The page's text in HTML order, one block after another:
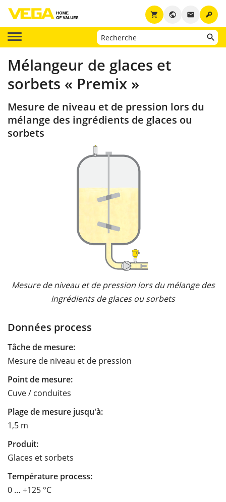
key
email
public
shopping_cart
Mélangeur de glaces et
sorbets « Premix »
Mesure de niveau et de pression lors du
mélange des ingrédients de glaces ou
sorbets
Mesure de niveau et de pression lors du mélange des
ingrédients de glaces ou sorbets
Données process
Tâche de mesure:
Mesure de niveau et de pression
Point de mesure:
Cuve / conduites
Plage de mesure jusqu'à:
1,5 m
Produit:
Glaces et sorbets
Température process:
0 … +125 °C